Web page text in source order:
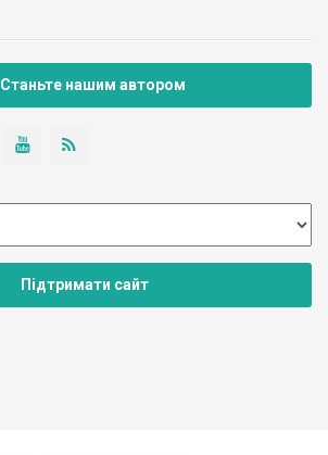
Станьте нашим автором
Підтримати сайт